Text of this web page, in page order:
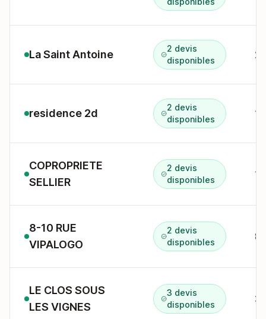
La Saint Antoine
2 devis
disponibles
2-
residence 2d
2 devis
disponibles
1
COPROPRIETE
SELLIER
2 devis
disponibles
1
8-10 RUE
VIPALOGO
2 devis
disponibles
8-
LE CLOS SOUS
LES VIGNES
3 devis
disponibles
3